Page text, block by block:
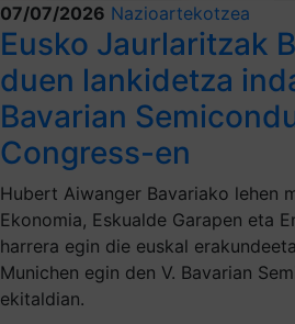
07/07/2026 Nazioartekotzea
Eusko Jaurlaritzak
duen lankidetza
Bavarian
Congress-en
Hubert Aiwanger Bavariako lehen
Ekonomia, Eskualde Garapen eta
harrera egin die euskal
Munichen egin den V. Bavarian
ekitaldian.